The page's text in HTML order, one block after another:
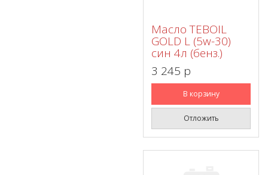
Масло TEBOIL
GOLD L (5w-30)
син 4л (бенз.)
3 245 p
В корзину
Отложить